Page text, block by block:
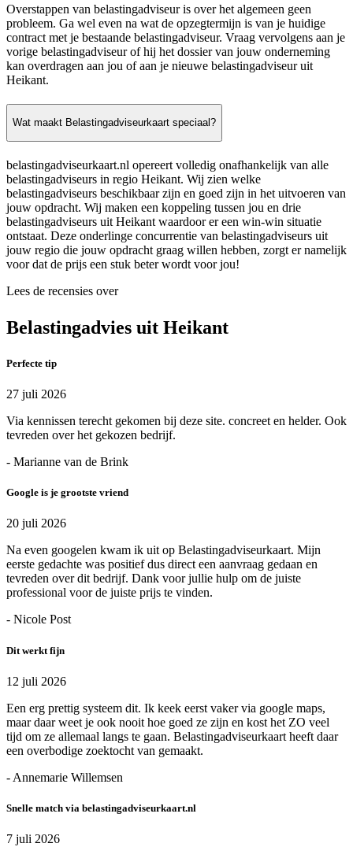
Overstappen van belastingadviseur is over het algemeen geen
probleem. Ga wel even na wat de opzegtermijn is van je huidige
contract met je bestaande belastingadviseur. Vraag vervolgens aan je
vorige belastingadviseur of hij het dossier van jouw onderneming
kan overdragen aan jou of aan je nieuwe belastingadviseur uit
Heikant.
Wat maakt Belastingadviseurkaart speciaal?
belastingadviseurkaart.nl opereert volledig onafhankelijk van alle
belastingadviseurs in regio Heikant. Wij zien welke
belastingadviseurs beschikbaar zijn en goed zijn in het uitvoeren van
jouw opdracht. Wij maken een koppeling tussen jou en drie
belastingadviseurs uit Heikant waardoor er een win-win situatie
ontstaat. Deze onderlinge concurrentie van belastingadviseurs uit
jouw regio die jouw opdracht graag willen hebben, zorgt er namelijk
voor dat de prijs een stuk beter wordt voor jou!
Lees de recensies over
Belastingadvies uit Heikant
Perfecte tip
27 juli 2026
Via kennissen terecht gekomen bij deze site. concreet en helder. Ook
tevreden over het gekozen bedrijf.
- Marianne van de Brink
Google is je grootste vriend
20 juli 2026
Na even googelen kwam ik uit op Belastingadviseurkaart. Mijn
eerste gedachte was positief dus direct een aanvraag gedaan en
tevreden over dit bedrijf. Dank voor jullie hulp om de juiste
professional voor de juiste prijs te vinden.
- Nicole Post
Dit werkt fijn
12 juli 2026
Een erg prettig systeem dit. Ik keek eerst vaker via google maps,
maar daar weet je ook nooit hoe goed ze zijn en kost het ZO veel
tijd om ze allemaal langs te gaan. Belastingadviseurkaart heeft daar
een overbodige zoektocht van gemaakt.
- Annemarie Willemsen
Snelle match via belastingadviseurkaart.nl
7 juli 2026